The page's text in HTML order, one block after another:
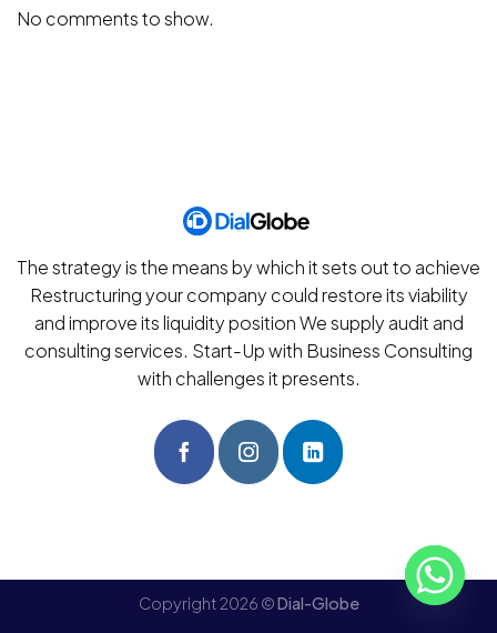
No comments to show.
The strategy is the means by which it sets out to achieve
Restructuring your company could restore its viability
and improve its liquidity position We supply audit and
consulting services. Start-Up with Business Consulting
with challenges it presents.
Copyright 2026 ©Dial-Globe